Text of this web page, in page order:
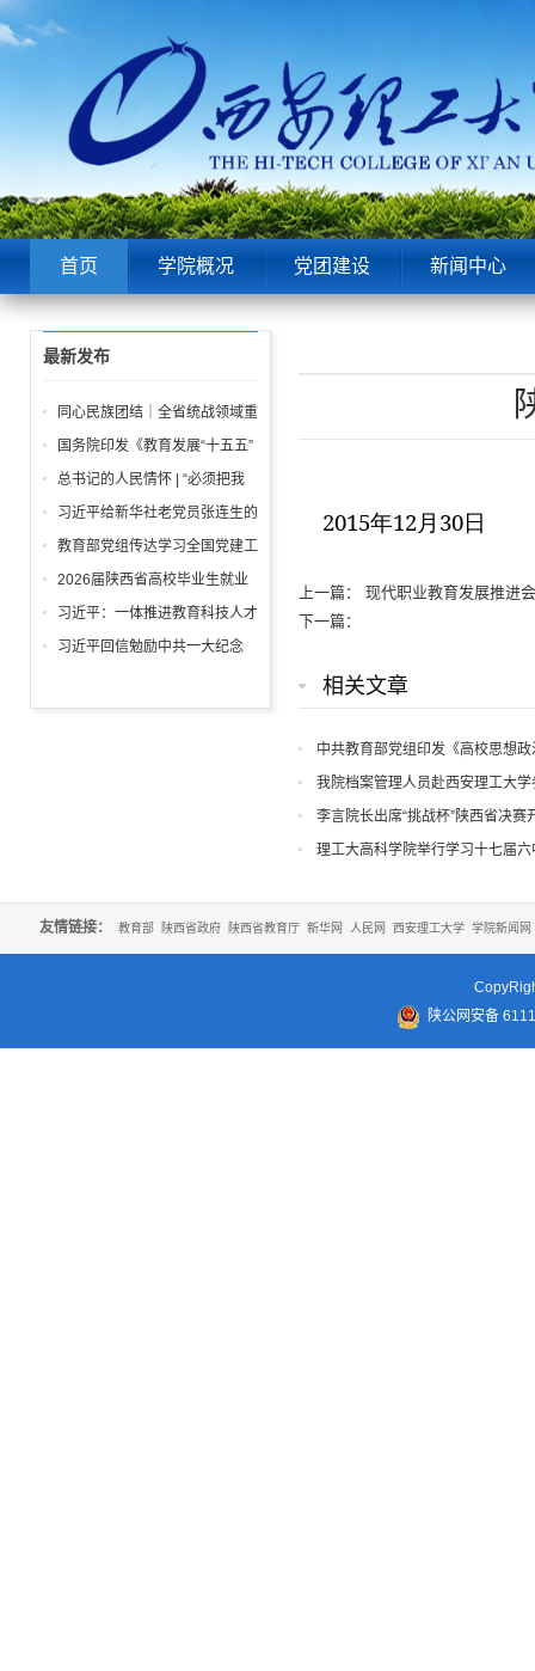
首页 学院概况 党团建设 新闻中心
2015年12月30日
上一篇： 现代职业教育发展推进
下一篇：
相关文章
中共教育部党组印发《高校思想
我院档案管理人员赴西安理工大学
李言院长出席“挑战杯”陕西省决赛
理工大高科学院举行学习十七届
最新发布
同心民族团结｜全省统战领域重
点工作推进会召开
国务院印发《教育发展“十五五”
规划》
总书记的人民情怀 | “必须把我
们党建设好、建设强”
习近平给新华社老党员张连生的
回信
教育部党组传达学习全国党建工
作座谈会精神，研究部署学习宣
传贯彻习近平党建思想工作
2026届陕西省高校毕业生就业
工作“百日冲刺”推进会召开
习近平：一体推进教育科技人才
发展
习近平回信勉励中共一大纪念
巾讲解员：传承红色基因增长知
友情链接： 教育部 陕西省政府 陕西省教育厅 新华网 人民网 西安理工大学 学院新闻网
陕公网安备